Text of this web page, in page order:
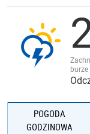
JAKOŚĆ POWIETRZA
burze
POGODA
GODZINOWA